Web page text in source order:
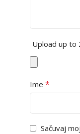
Upload up to
Ime *
Sačuvaj